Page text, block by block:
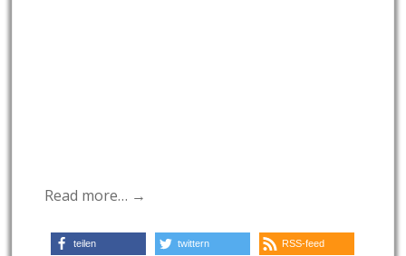
Read more… →
teilen twittern RSS-feed